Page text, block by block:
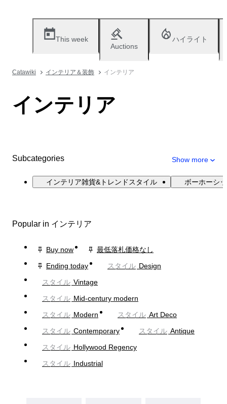
This week
Auctions
ハイライト
Catawiki インテリア＆装飾 インテリア
インテリア
Subcategories Show more
インテリア雑貨&トレンドスタイル ボーホーシ
Popular in インテリア
Buy now
最低落札価格なし
Ending today
スタイル Design
スタイル Vintage
スタイル Mid-century modern
スタイル Modern スタイル Art Deco
スタイル Contemporary スタイル Antique
スタイル Hollywood Regency
スタイル Industrial